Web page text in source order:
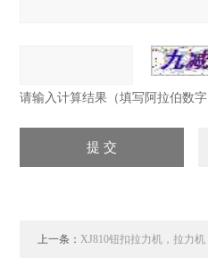
请输入计算结果（填写阿拉伯数
上一条：XJ810钮扣拉力机，拉力机